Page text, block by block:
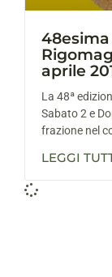
aprile
La 48ª
Sabato 2 e
frazione nel
LEGGI